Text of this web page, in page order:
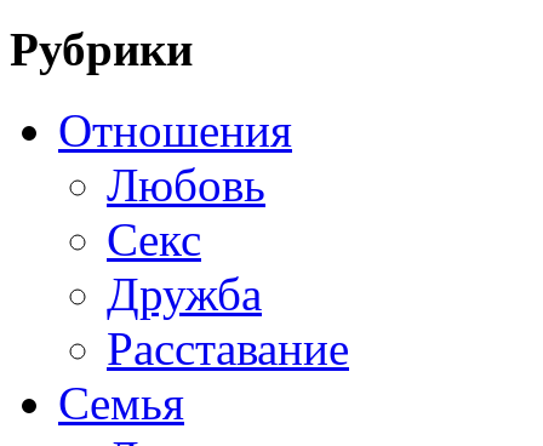
Рубрики
Отношения
Любовь
Секс
Дружба
Расставание
Семья